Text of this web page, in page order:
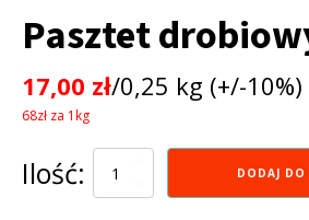
Pasztet
17,00 zł/0,25 kg (+/-10%)
68zł za 1kg
Ilość:
ilość
DODAJ DO